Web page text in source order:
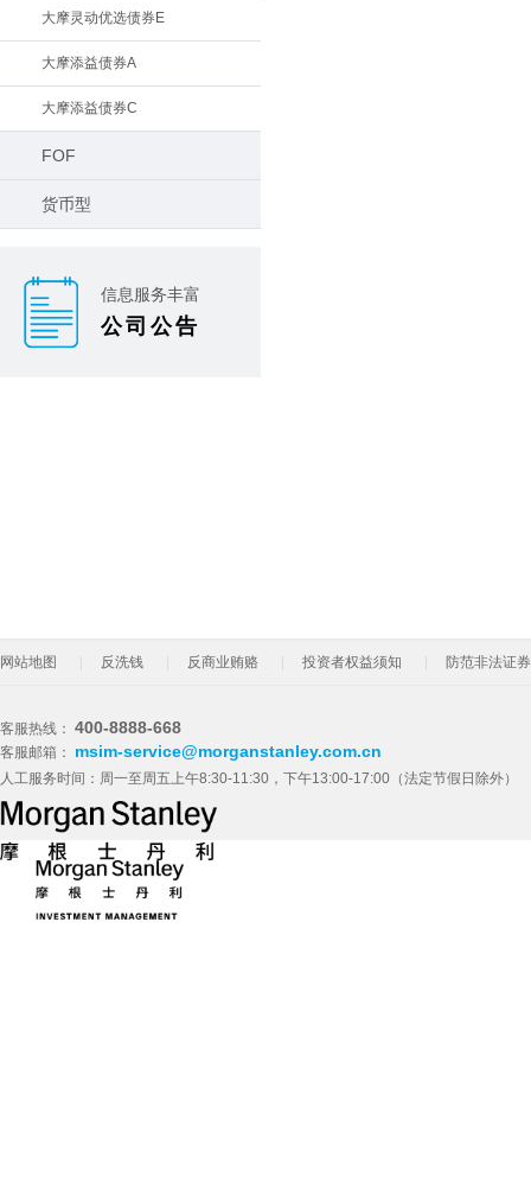
大摩灵动优选债券E
大摩添益债券A
大摩添益债券C
FOF
货币型
信息服务丰富
公司公告
网站地图 反洗钱 反商业贿赂 投资者权益须知 防范非法证
客服热线： 400-8888-668
客服邮箱： msim-service@morganstanley.com.cn
人工服务时间：周一至周五上午8:30-11:30，下午13:00-17:00（法定节假日除外）